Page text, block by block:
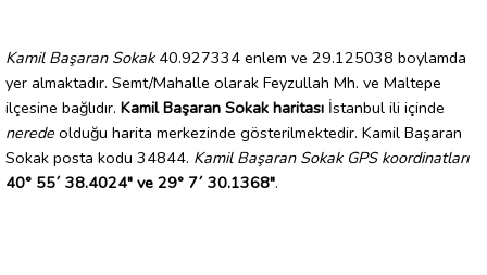
Kamil Başaran Sokak40.927334 enlem ve 29.125038 boylamda
yer almaktadır. Semt/Mahalle olarak Feyzullah Mh. ve Maltepe
ilçesine bağlıdır. Kamil Başaran Sokak haritası İstanbul ili içinde
nerede olduğu harita merkezinde gösterilmektedir. Kamil Başaran
Sokak posta kodu 34844. Kamil Başaran Sokak GPS koordinatları
40° 55´ 38.4024" ve 29° 7´ 30.1368".